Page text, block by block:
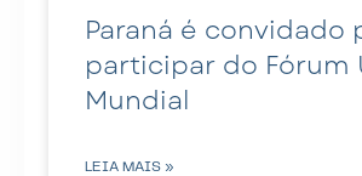
Paraná é convidado
participar do Fórum
Mundial
LEIA MAIS »